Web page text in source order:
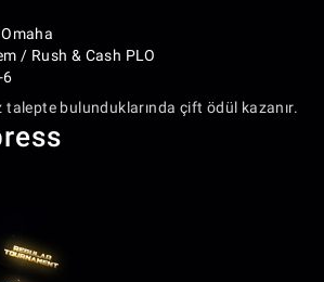
/ Rush & Cash PLO
6
talepte bulunduklarında çift ödül kazanır.